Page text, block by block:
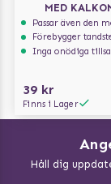
MED
Passar även den
Förebygger
Inga onödiga
39 kr
Finns i Lager
Håll dig
Vad kan hundar